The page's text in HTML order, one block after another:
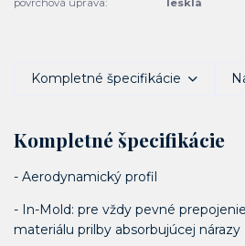
povrchová úprava:
lesklá
Kompletné špecifikácie
Kompletné špecifikácie
- Aerodynamický profil
- In-Mold: pre vždy pevné
materiálu prilby absorbujúcej nárazy